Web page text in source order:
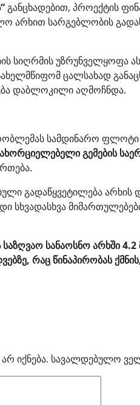
განცხადებით, პროექტის
არხით სარგებლობის
სიღრმის უზრუნველყოფა
ცალსახად
დაბლოკილი აღმოჩნდა.
სამდინარო
გემების
გადაწყვეტილება
სხვადასხვა
სანაოსნო არხში
რაც წინაპირობას
იქნება. სავალდებულო